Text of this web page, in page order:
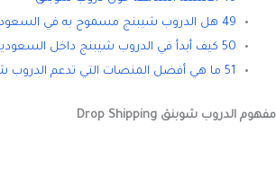
49 هل الدروب شيبنج مسموح به في السعودية؟
50 كيف أبدأ في الدروب شيبنج داخل السعودية؟
51 ما هي أفضل المنصات التي تدعم الدروب شيبنج في السعودية؟
مفهوم الدروب شوبنق Drop Shipping